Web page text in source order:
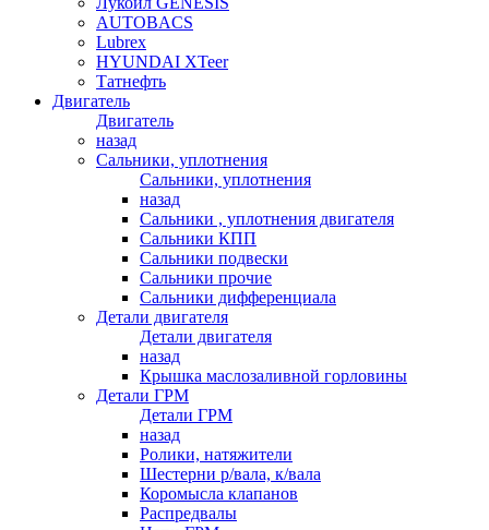
AUTOBACS
Lubrex
HYUNDAI XTeer
Татнефть
Двигатель
Двигатель
назад
Сальники, уплотнения
Сальники, уплотнения
назад
Сальники , уплотнения двигателя
Сальники КПП
Сальники подвески
Сальники прочие
Сальники дифференциала
Детали двигателя
Детали двигателя
назад
Крышка маслозаливной горловины
Детали ГРМ
Детали ГРМ
назад
Ролики, натяжители
Шестерни р/вала, к/вала
Коромысла клапанов
Распредвалы